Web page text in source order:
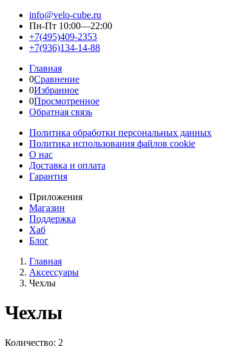
info@velo-cube.ru
Пн-Пт 10:00—22:00
+7(495)409-2353
+7(936)134-14-88
Главная
0Сравнение
0Избранное
0Просмотренное
Обратная связь
Политика обработки персональных данных
Политика использования файлов cookie
О нас
Доставка и оплата
Гарантия
Приложения
Магазин
Поддержка
Хаб
Блог
Главная
Аксессуары
Чехлы
Чехлы
Количество: 2